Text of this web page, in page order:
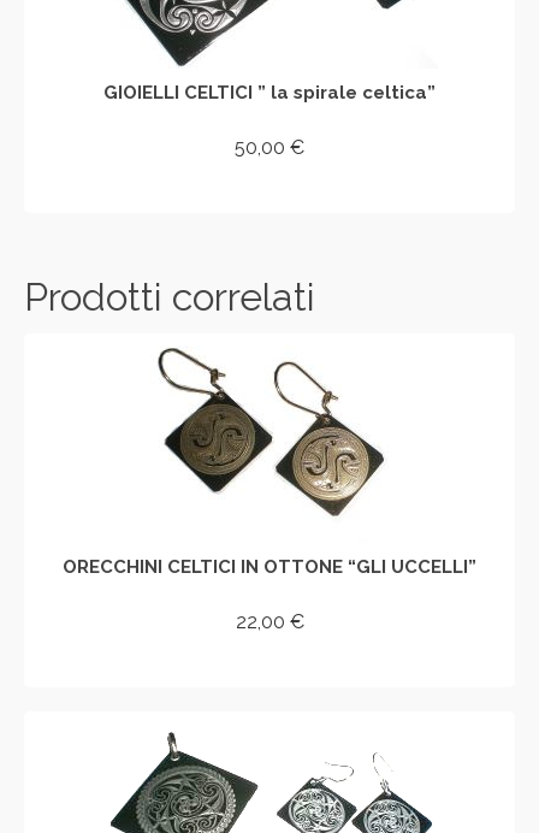
GIOIELLI CELTICI ” la spirale celtica”
50,00 €
Prodotti correlati
ORECCHINI CELTICI IN OTTONE “GLI UCCELLI”
22,00 €